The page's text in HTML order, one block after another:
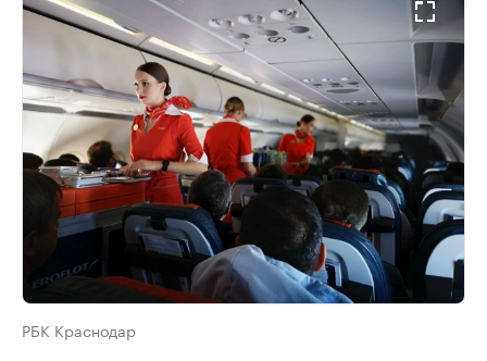
РБК Краснодар